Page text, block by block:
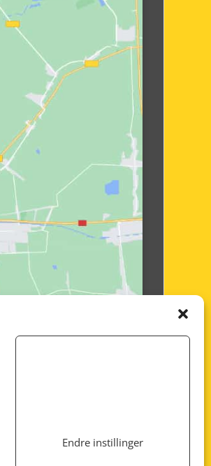
Endre instillinger